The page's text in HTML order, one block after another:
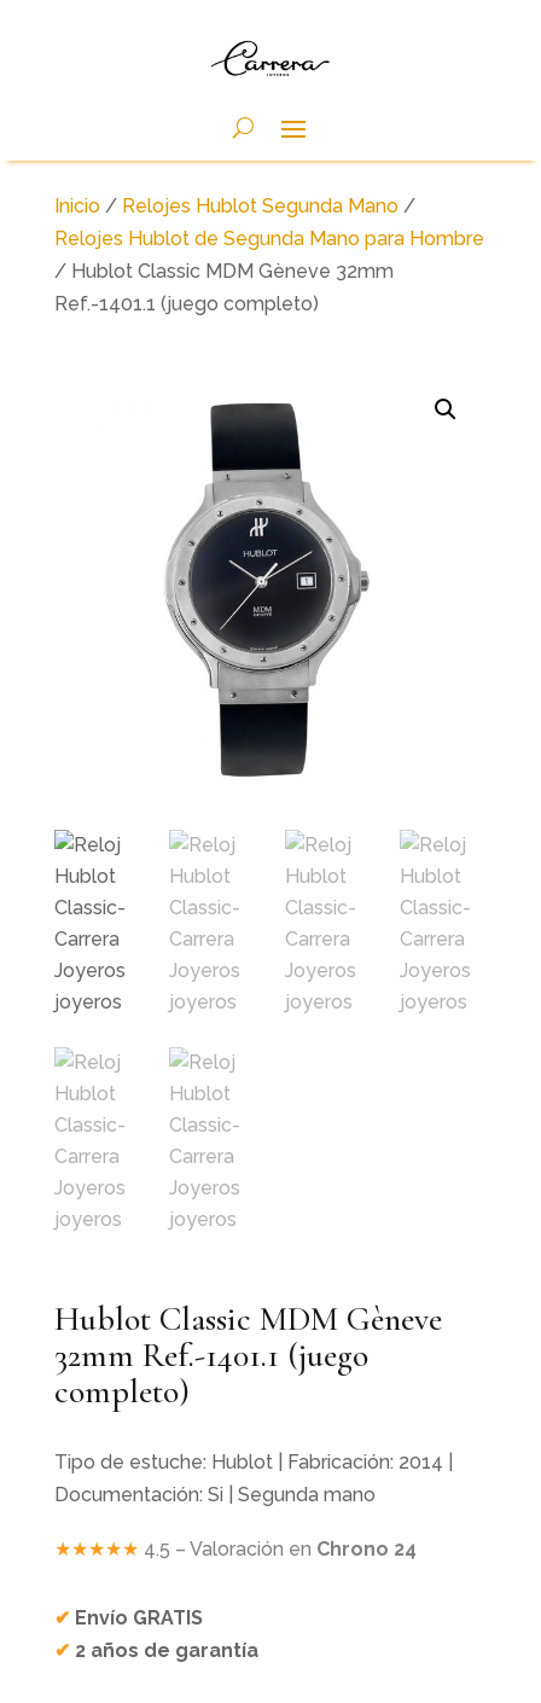
Inicio/ Relojes Hublot Segunda Mano/
Relojes Hublot de Segunda Mano para Hombre
/ Hublot Classic MDM Gèneve 32mm
Ref.-1401.1 (juego completo)
Hublot Classic MDM Gèneve
32mm Ref.-1401.1 (juego
completo)
Tipo de estuche: Hublot | Fabricación: 2014 |
Documentación: Si | Segunda mano
★★★★★ 4.5 – Valoración en Chrono 24
✔ Envío GRATIS
✔ 2 años de garantía